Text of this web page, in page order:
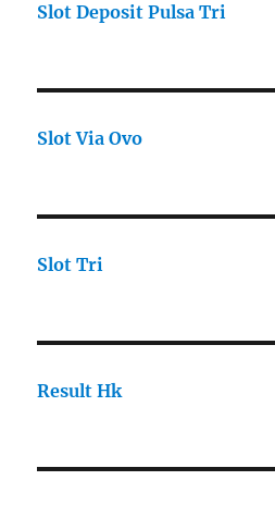
Slot Deposit Pulsa Tri
Slot Via Ovo
Slot Tri
Result Hk